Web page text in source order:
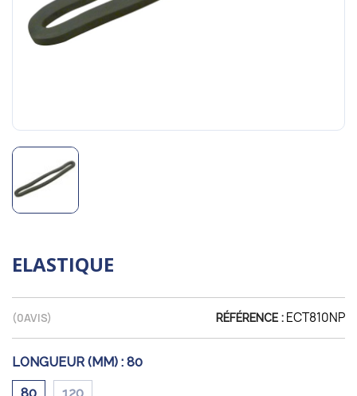
ELASTIQUE
(0AVIS) RÉFÉRENCE : ECT810NP
LONGUEUR (MM) : 80